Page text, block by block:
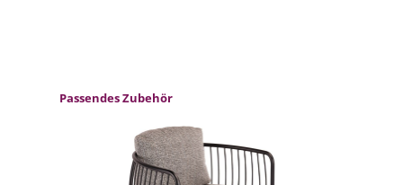
Produktgalerie überspringen
Passendes Zubehör